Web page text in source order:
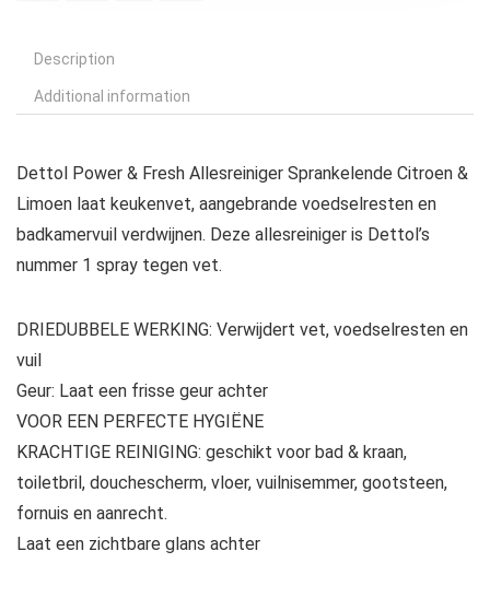
Description
Additional information
Dettol Power & Fresh Allesreiniger Sprankelende Citroen &
Limoen laat keukenvet, aangebrande voedselresten en
badkamervuil verdwijnen. Deze allesreiniger is Dettol’s
nummer 1 spray tegen vet.
DRIEDUBBELE WERKING: Verwijdert vet, voedselresten en
vuil
Geur: Laat een frisse geur achter
VOOR EEN PERFECTE HYGIËNE
KRACHTIGE REINIGING: geschikt voor bad & kraan,
toiletbril, douchescherm, vloer, vuilnisemmer, gootsteen,
fornuis en aanrecht.
Laat een zichtbare glans achter